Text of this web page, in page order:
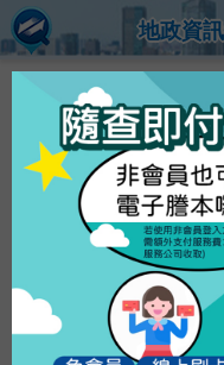
地政資
使用自然人
適用合作社